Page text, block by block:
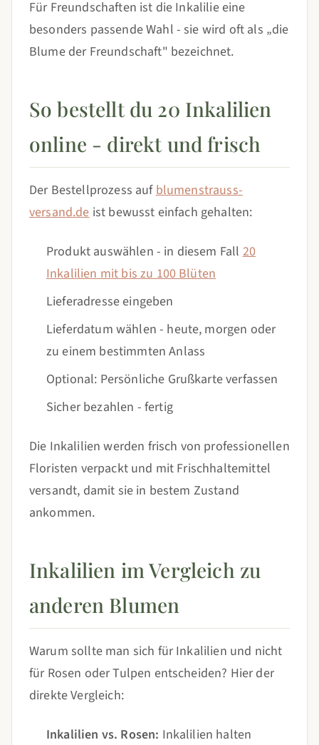
Für Freundschaften ist die Inkalilie eine
besonders passende Wahl - sie wird oft als „die
Blume der Freundschaft" bezeichnet.
So bestellt du 20 Inkalilien
online - direkt und frisch
Der Bestellprozess aufblumenstrauss-
versand.deist bewusst einfach gehalten:
Produkt auswählen - in diesem Fall20
Inkalilien mit bis zu 100 Blüten
Lieferadresse eingeben
Lieferdatum wählen - heute, morgen oder
zu einem bestimmten Anlass
Optional: Persönliche Grußkarte verfassen
Sicher bezahlen - fertig
Die Inkalilien werden frisch von professionellen
Floristen verpackt und mit Frischhaltemittel
versandt, damit sie in bestem Zustand
ankommen.
Inkalilien im Vergleich zu
anderen Blumen
Warum sollte man sich für Inkalilien und nicht
für Rosen oder Tulpen entscheiden? Hier der
direkte Vergleich:
Inkalilien vs. Rosen: Inkalilien halten